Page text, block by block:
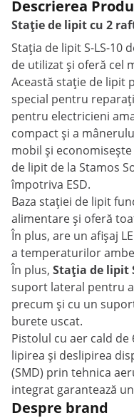
Descrierea
Stație de lipit cu 2
Stația de lipit S-LS-10
de utilizat și oferă cel
Această stație de lipit
special pentru
pentru electricieni
compact și a
mobil și
de lipit de la Stamos
împotriva ESD.
Baza stației de lipit
alimentare și oferă
În plus, are un afișaj
a temperaturilor
În plus, Stația de lipit
suport lateral pentru
precum și cu un
burete uscat.
Pistolul cu aer cald
lipirea și deslipirea
(SMD) prin tehnica
integrat garantează
Despre brand